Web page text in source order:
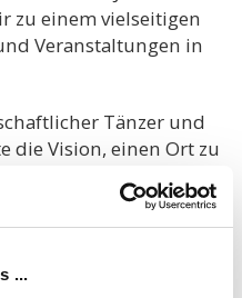
...
zu einem vielseitigen
Veranstaltungen in
Tänzer und
die Vision, einen Ort zu
können. Mit
unsere Tanzschule
inspiriert.